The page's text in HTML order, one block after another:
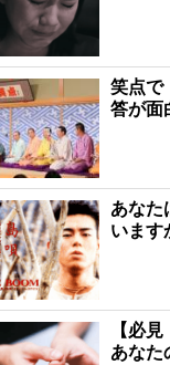
笑点で
答が面
あなた
います
【必
あなた